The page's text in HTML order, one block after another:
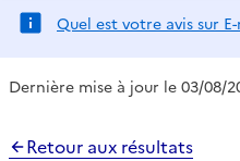
Quel est votre avis sur
Dernière mise à jour le 03/08/
Retour aux résultats